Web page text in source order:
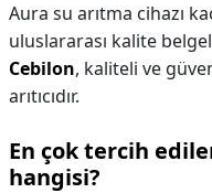
Aura su arıtma cihazı
uluslararası kalite
Cebilon, kaliteli ve
arıtıcıdır.
En çok tercih
hangisi?